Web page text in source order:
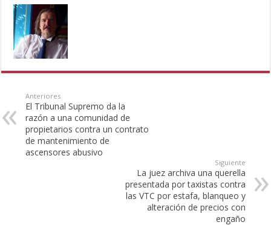
Anteriores
El Tribunal Supremo da la
razón a una comunidad de
propietarios contra un contrato
de mantenimiento de
ascensores abusivo
Siguiente
La juez archiva una querella
presentada por taxistas contra
las VTC por estafa, blanqueo y
alteración de precios con
engaño